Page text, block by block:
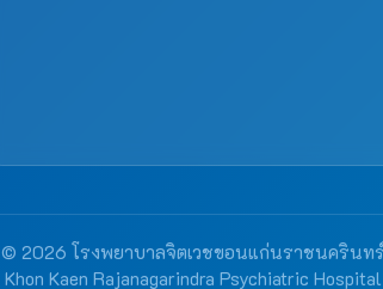
© 2026 โรงพยาบาลจิตเวชขอนแก่นราชนครินทร์
Khon Kaen Rajanagarindra Psychiatric Hospital